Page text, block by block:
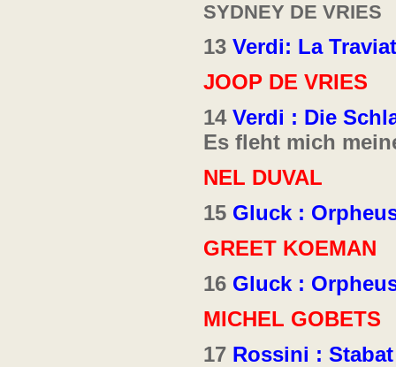
SYDNEY DE VRIES
13 Verdi: La
JOOP DE VRIES
14 Verdi : Die
Es fleht mich
NEL DUVAL
15 Gluck :
GREET KOEMAN
16 Gluck :
MICHEL GOBETS
17 Rossini :